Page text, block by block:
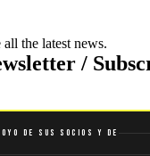
the latest news.
/
de sus socios y de